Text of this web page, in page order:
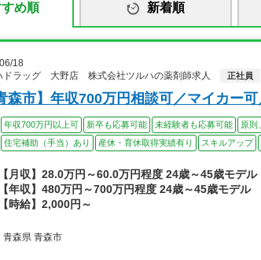
め順 新着順
18
ドラッグ 大野店 株式会社ツルハの薬剤師求人
正社員
森市】年収700万円相談可／マイカ
年収700万円以上可 新卒も応募可能 未経験者も応募可能 原則
住宅補助（手当）あり
産休・育休取得実績有り スキルアップ
【月収】28.0万円～60.0万円程度 24歳～45歳モデル
【年収】480万円～700万円程度 24歳～45歳モデル
【時給】2,000円～
青森県 青森市